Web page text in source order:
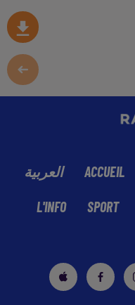
العربية ACCUEIL
L'INFO SPORT